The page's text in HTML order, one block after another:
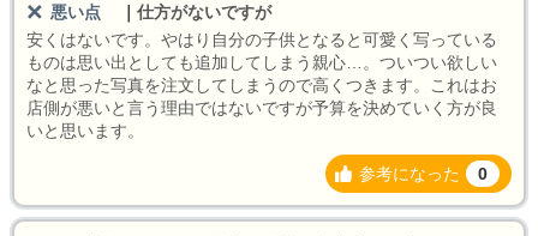
悪い点
仕方がないですが
安くはないです。やはり自分の子供となると可愛く写っている
ものは思い出としても追加してしまう親心…。ついつい欲しい
なと思った写真を注文してしまうので高くつきます。これはお
店側が悪いと言う理由ではないですが予算を決めていく方が良
いと思います。
参考になった 0